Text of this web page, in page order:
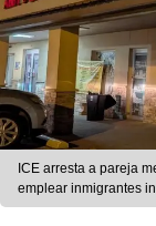
ICE arresta a pareja
emplear inmigrantes
riesgo su negocio y